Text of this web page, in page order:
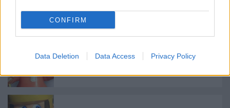
CONFIRM
Data Deletion Data Access Privacy Policy
Zigmund Pálffy kettőt lőtt Munrónak
Szlovák válogatott csatár a Mol Ligában